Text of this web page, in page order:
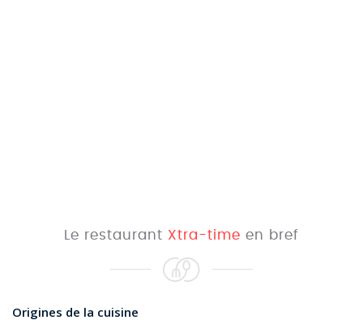
Le restaurant Xtra-time en bref
Origines de la cuisine